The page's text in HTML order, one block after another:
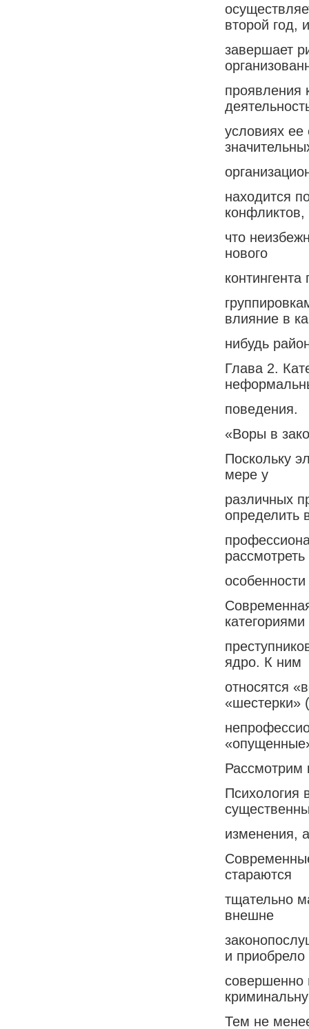
второй год, и
завершает
проявления
условиях ее
находится
конфликтов,
что
нового
влияние в
нибудь
Глава 2.
поведения.
«Воры в
Поскольку
мере у
различных
определить
рассмотреть
категориями
ядро. К ним
относятся
«шестерки»
Рассмотрим
Психология
изменения,
стараются
тщательно
внешне
и приобрело
совершенно
Тем не